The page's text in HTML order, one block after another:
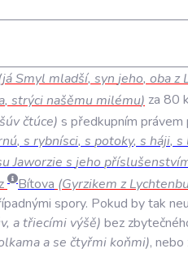
jáSmyl mladší, syn jeho, obaz
, strýcinašěmumilému) za 80
čtúce) s předkupním právem
, s rybnísci, s potoky, s háji, s
Jaworzie s jeho
z Bítova (Gyrzikem z
spory. Pokud bytak
, atřiecími výšě) bez
ase čtyřmikoňmi), nebo